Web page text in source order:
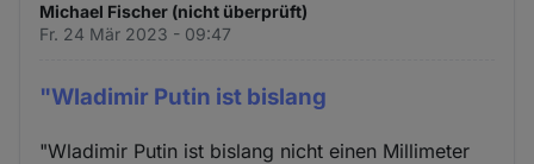
Michael Fischer (nicht überprüft)
Fr. 24 Mär 2023 - 09:47
"Wladimir Putin ist bislang
"Wladimir Putin ist bislang nicht einen Millimeter